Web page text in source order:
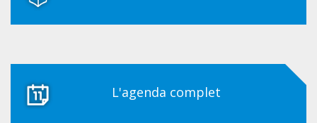
L'agenda complet